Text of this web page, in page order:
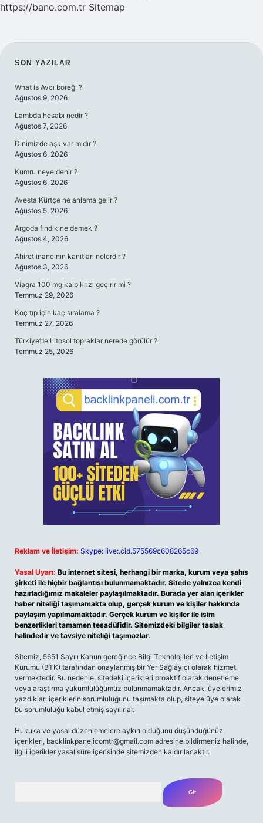
https://bano.com.tr Sitemap
SIDEBAR
SON YAZILAR
What is Avcı böreği ?
Ağustos 9, 2026
Lambda hesabı nedir ?
Ağustos 7, 2026
Dinimizde aşk var mıdır ?
Ağustos 6, 2026
Kumru neye denir ?
Ağustos 6, 2026
Avesta Kürtçe ne anlama gelir ?
Ağustos 5, 2026
Argoda fındık ne demek ?
Ağustos 4, 2026
Ahiret inancının kanıtları nelerdir ?
Ağustos 3, 2026
Viagra 100 mg kalp krizi geçirir mi ?
Temmuz 29, 2026
Koç tıp için kaç sıralama ?
Temmuz 27, 2026
Türkiye’de Litosol topraklar nerede görülür ?
Temmuz 25, 2026
Reklam ve İletişim: Skype: live:.cid.575569c608265c69
Yasal Uyarı: Bu internet sitesi, herhangi bir marka, kurum veya şahıs
şirketi ile hiçbir bağlantısı bulunmamaktadır. Sitede yalnızca kendi
hazırladığımız makaleler paylaşılmaktadır. Burada yer alan içerikler
haber niteliği taşımamakta olup, gerçek kurum ve kişiler hakkında
paylaşım yapılmamaktadır. Gerçek kurum ve kişiler ile isim
benzerlikleri tamamen tesadüfidir. Sitemizdeki bilgiler taslak
halindedir ve tavsiye niteliği taşımazlar.
Sitemiz, 5651 Sayılı Kanun gereğince Bilgi Teknolojileri ve İletişim
Kurumu (BTK) tarafından onaylanmış bir Yer Sağlayıcı olarak hizmet
vermektedir. Bu nedenle, sitedeki içerikleri proaktif olarak denetleme
veya araştırma yükümlülüğümüz bulunmamaktadır. Ancak, üyelerimiz
yazdıkları içeriklerin sorumluluğunu taşımakta olup, siteye üye olarak
bu sorumluluğu kabul etmiş sayılırlar.
Hukuka ve yasal düzenlemelere aykırı olduğunu düşündüğünüz
içerikleri, backlinkpanelicomtr@gmail.com adresine bildirmeniz halinde,
ilgili içerikler yasal süre içerisinde sitemizden kaldırılacaktır.